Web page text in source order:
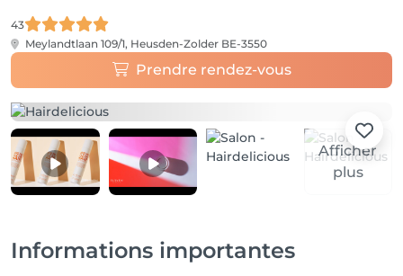
43
Meylandtlaan 109/1, Heusden-Zolder BE-3550
Prendre rendez-vous
Afficher
plus
Informations importantes